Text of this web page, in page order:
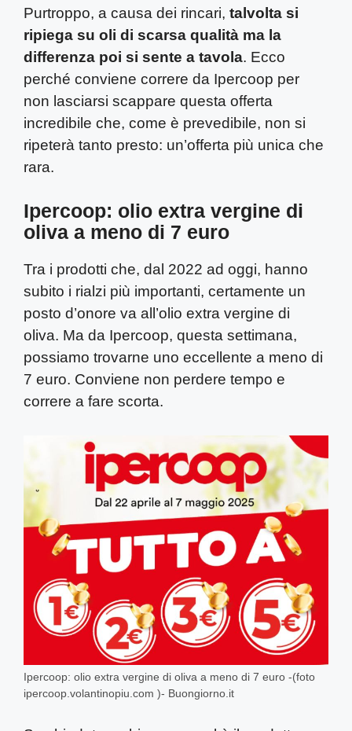
Purtroppo, a causa dei rincari, talvolta si
ripiega su oli di scarsa qualità ma la
differenza poi si sente a tavola. Ecco
perché conviene correre da Ipercoop per
non lasciarsi scappare questa offerta
incredibile che, come è prevedibile, non si
ripeterà tanto presto: un’offerta più unica che
rara.
Ipercoop: olio extra vergine di
oliva a meno di 7 euro
Tra i prodotti che, dal 2022 ad oggi, hanno
subito i rialzi più importanti, certamente un
posto d’onore va all’olio extra vergine di
oliva. Ma da Ipercoop, questa settimana,
possiamo trovarne uno eccellente a meno di
7 euro. Conviene non perdere tempo e
correre a fare scorta.
Ipercoop: olio extra vergine di oliva a meno di 7 euro -(foto
ipercoop.volantinopiu.com )- Buongiorno.it